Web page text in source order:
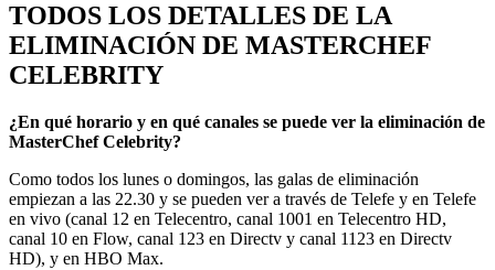
TODOS LOS DETALLES DE LA
ELIMINACIÓN DE MASTERCHEF
CELEBRITY
¿En qué horario y en qué canales se puede ver la eliminación de
MasterChef Celebrity?
Como todos los lunes o domingos, las galas de eliminación
empiezan a las 22.30 y se pueden ver a través de Telefe y en Telefe
en vivo (canal 12 en Telecentro, canal 1001 en Telecentro HD,
canal 10 en Flow, canal 123 en Directv y canal 1123 en Directv
HD), y en HBO Max.